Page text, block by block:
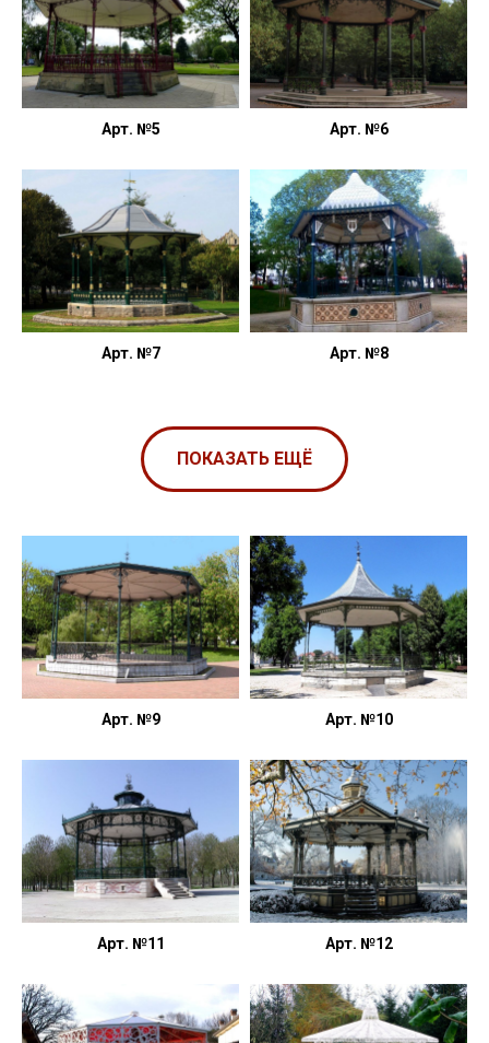
Арт. №5 Арт. №6
Арт. №7 Арт. №8
ПОКАЗАТЬ ЕЩЁ
Арт. №9 Арт. №10
Арт. №11 Арт. №12